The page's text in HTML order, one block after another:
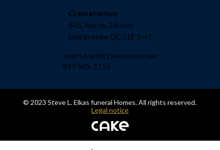
Crematorium
445, Rue du 24-Juin
Sherbrooke QC J1E 1H1
7 DAYS A WEEK | 24 HOURS A DAY
819 565-1155
© 2023 Steve L. Elkas funeral Homes. All rights reserved.
Legal notice